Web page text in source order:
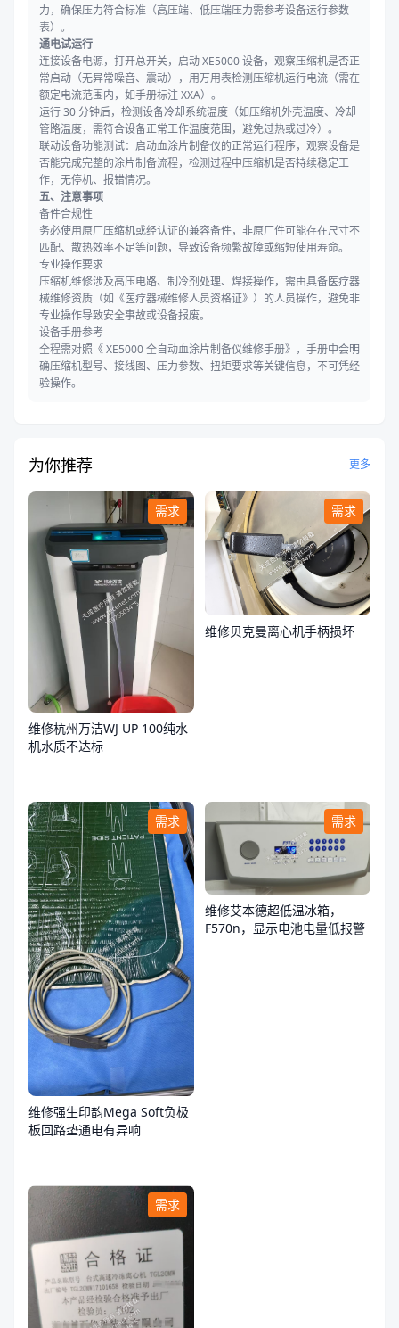
力，确保压力符合标准（高压端、低压端压力需参考设备运行参数
表）。
通电试运行
连接设备电源，打开总开关，启动 XE5000 设备，观察压缩机是否正
常启动（无异常噪音、震动），用万用表检测压缩机运行电流（需在
额定电流范围内，如手册标注 XXA）。
运行 30 分钟后，检测设备冷却系统温度（如压缩机外壳温度、冷却
管路温度，需符合设备正常工作温度范围，避免过热或过冷）。
联动设备功能测试：启动血涂片制备仪的正常运行程序，观察设备是
否能完成完整的涂片制备流程，检测过程中压缩机是否持续稳定工
作，无停机、报错情况。
五、注意事项
备件合规性
务必使用原厂压缩机或经认证的兼容备件，非原厂件可能存在尺寸不
匹配、散热效率不足等问题，导致设备频繁故障或缩短使用寿命。
专业操作要求
压缩机维修涉及高压电路、制冷剂处理、焊接操作，需由具备医疗器
械维修资质（如《医疗器械维修人员资格证》）的人员操作，避免非
专业操作导致安全事故或设备报废。
设备手册参考
全程需对照《 XE5000 全自动血涂片制备仪维修手册》，手册中会明
确压缩机型号、接线图、压力参数、扭矩要求等关键信息，不可凭经
验操作。
为你推荐 更多
需求
维修杭州万洁WJ UP 100纯水
机水质不达标
需求
维修贝克曼离心机手柄损坏
需求
维修强生印韵Mega Soft负极
板回路垫通电有异响
需求
维修艾本德超低温冰箱，
F570n，显示电池电量低报警
需求